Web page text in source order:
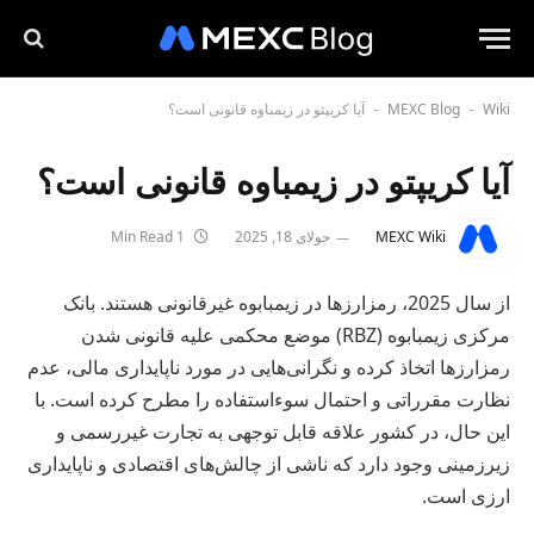
MEXC Blog - Wiki
- آیا کریپتو در زیمباوه قانونی است؟
آیا کریپتو در زیمباوه قانونی است؟
MEXC Wiki جولای 18, 2025
از سال 2025، رمزارزها در زیمبابوه غیرقانونی هستند. بانک
مرکزی زیمبابوه (RBZ) موضع محکمی علیه قانونی شدن
رمزارزها اتخاذ کرده و نگرانی‌هایی در مورد ناپایداری مالی، عدم
نظارت مقرراتی و احتمال سوءاستفاده را مطرح کرده است. با
این حال، در کشور علاقه قابل توجهی به تجارت غیررسمی و
زیرزمینی وجود دارد که ناشی از چالش‌های اقتصادی و ناپایداری
ارزی است.